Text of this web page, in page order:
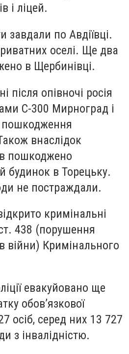
і ліцей.
завдали по Авдіївці.
оселі. Ще два
в Щербинівці.
після опівночі росія
С-300 Мирноград і
пошкодження
внаслідок
пошкоджено
будинок в Торецьку.
не постраждали.
кримінальні
438 (порушення
війни) Кримінального
евакуйовано ще
обов’язкової
осіб, серед них 13 727
з інвалідністю.